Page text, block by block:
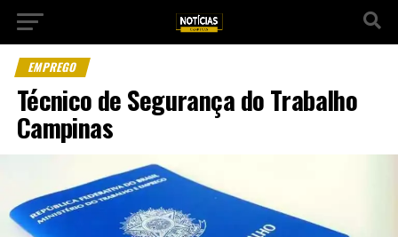
EMPREGO
Técnico de Segurança do Trabalho
Campinas